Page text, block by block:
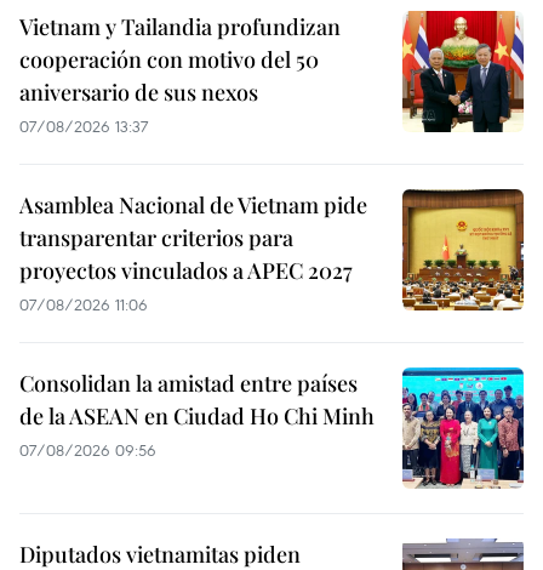
Vietnam y Tailandia profundizan
cooperación con motivo del 50
aniversario de sus nexos
07/08/2026 13:37
Asamblea Nacional de Vietnam pide
transparentar criterios para
proyectos vinculados a APEC 2027
07/08/2026 11:06
Consolidan la amistad entre países
de la ASEAN en Ciudad Ho Chi Minh
07/08/2026 09:56
Diputados vietnamitas piden